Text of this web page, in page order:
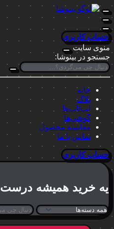
حساب کاربری
منوی سایت
جستجو در بینوشا:
خانه
بلاگ
لپ‌تاپ‌ها
گوشی‌ها
مقایسه محصول
تماس با ما
حساب کاربری
یه خرید همیشه درست